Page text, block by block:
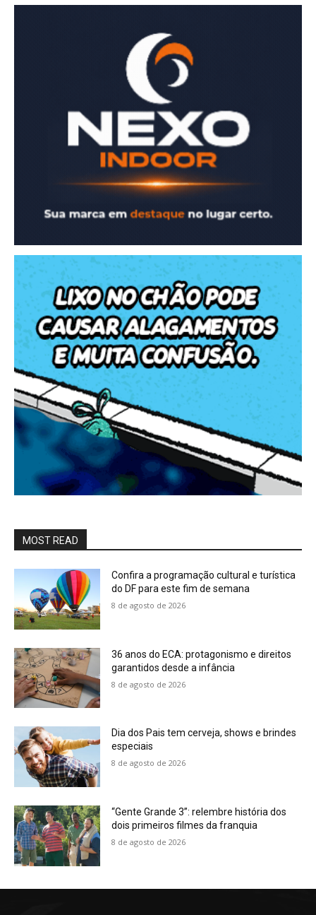
MOST READ
Confira a programação cultural e turística
do DF para este fim de semana
8 de agosto de 2026
36 anos do ECA: protagonismo e direitos
garantidos desde a infância
8 de agosto de 2026
Dia dos Pais tem cerveja, shows e brindes
especiais
8 de agosto de 2026
“Gente Grande 3”: relembre história dos
dois primeiros filmes da franquia
8 de agosto de 2026